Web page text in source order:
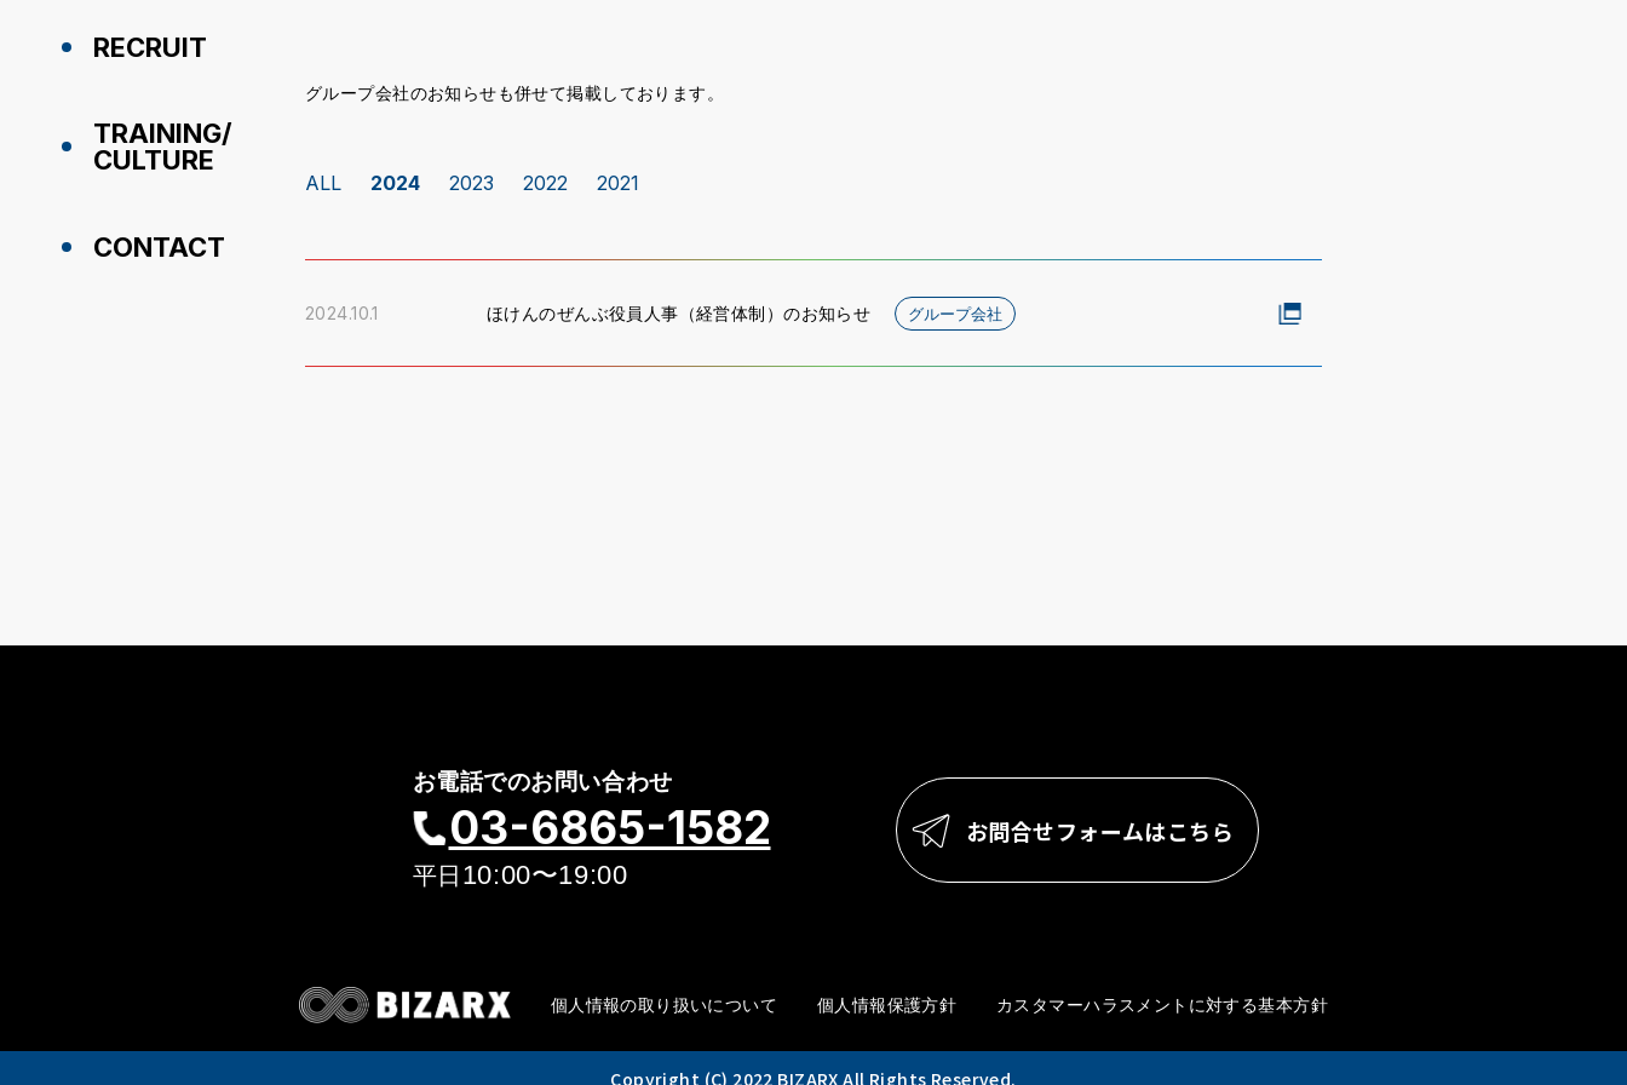
RECRUIT
TRAINING/
CULTURE
CONTACT
グループ会社のお知らせも併せて掲載しております。
ALL 2024 2023 2022 2021
2024.10.1 ほけんのぜんぶ役員人事（経営体制）のお知らせ グループ会社
お電話でのお問い合わせ
03-6865-1582
平日 10:00〜19:00
お問合せフォームはこちら
個人情報の取り扱いについて 個人情報保護方針 カスタマーハラスメントに対する基本方針
Copyright (C) 2022 BIZARX All Rights Reserved.